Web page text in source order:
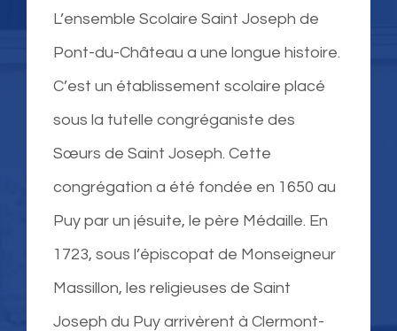
L’ensemble Scolaire Saint Joseph de
Pont-du-Château a une longue histoire.
C’est un établissement scolaire placé
sous la tutelle congréganiste des
Sœurs de Saint Joseph. Cette
congrégation a été fondée en 1650 au
Puy par un jésuite, le père Médaille. En
1723, sous l’épiscopat de Monseigneur
Massillon, les religieuses de Saint
Joseph du Puy arrivèrent à Clermont-